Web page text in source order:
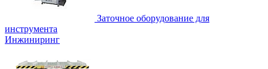
Заточное оборудование для
инструмента
Инжиниринг